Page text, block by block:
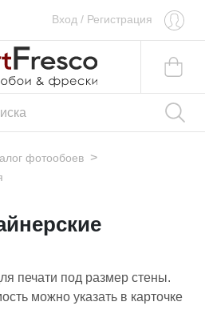
Вход / Регистрация
фотообоев >
печати под размер стены.
можно указать в карточке